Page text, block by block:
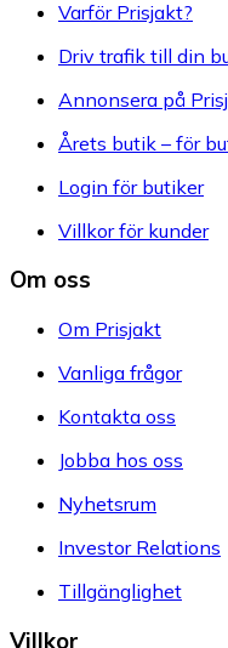
Varför Prisjakt?
Driv trafik till din
Annonsera på
Årets butik – för
Login för butiker
Villkor för kunder
Om oss
Om Prisjakt
Vanliga frågor
Kontakta oss
Jobba hos oss
Nyhetsrum
Investor Relations
Tillgänglighet
Villkor